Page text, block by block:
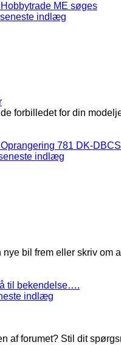
ME søges
indlæg
forbilledet for din
Oprangering 781 DK-
indlæg
bil frem eller skriv om
til bekendelse….
indlæg
af forumet? Stil dit